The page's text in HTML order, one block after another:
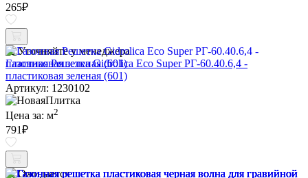
265₽
Уточняйте у менеджера
Газонная Решетка Gidrolica Eco Super РГ-60.40.6,4 -
пластиковая зеленая (601)
Артикул: 1230102
Цена за: м2
791₽
Ожидается